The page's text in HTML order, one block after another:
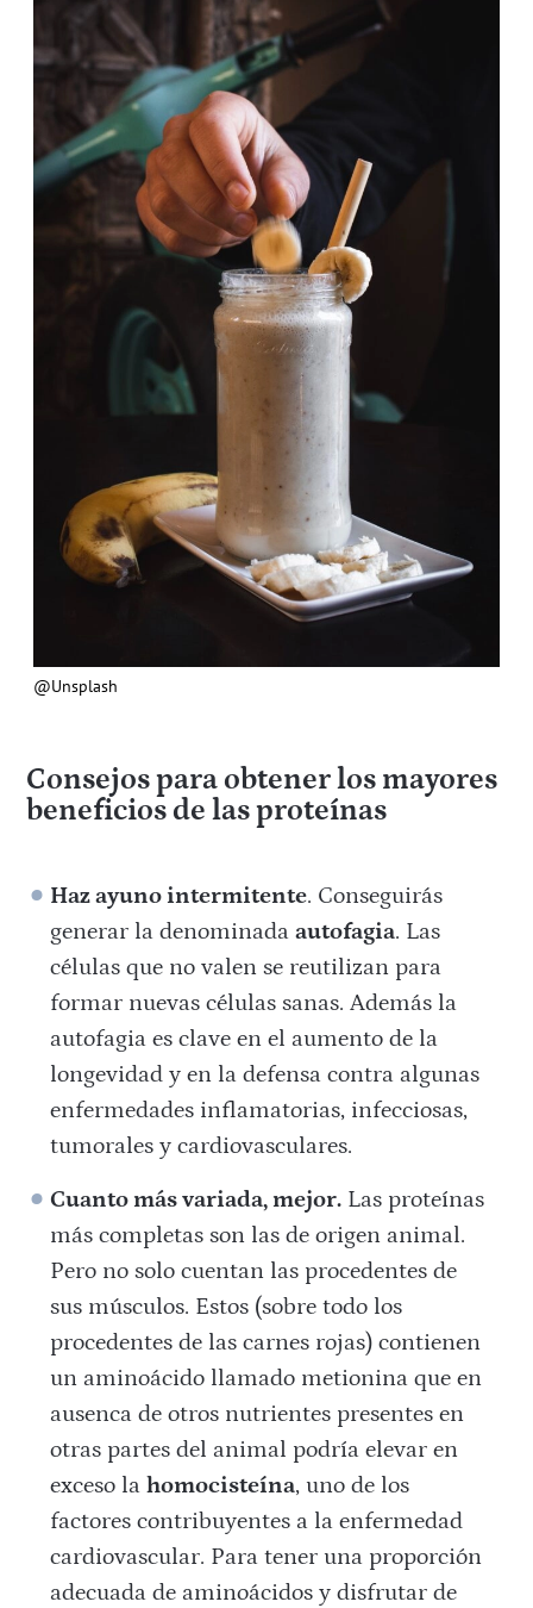
@Unsplash
Consejos para obtener los mayores
beneficios de las proteínas
Haz ayuno intermitente. Conseguirás
generar la denominadaautofagia. Las
células que no valen se reutilizan para
formar nuevas células sanas. Además la
autofagia es clave en el aumento de la
longevidad y en la defensa contra algunas
enfermedades inflamatorias, infecciosas,
tumorales y cardiovasculares.
Cuanto más variada, mejor. Las proteínas
más completas son las de origen animal.
Pero no solo cuentan las procedentes de
sus músculos. Estos (sobre todo los
procedentes de las carnes rojas) contienen
un aminoácido llamado metionina que en
ausenca de otros nutrientes presentes en
otras partes del animal podría elevar en
exceso lahomocisteína, uno de los
factores contribuyentes a la enfermedad
cardiovascular. Para tener una proporción
adecuada de aminoácidos y disfrutar de